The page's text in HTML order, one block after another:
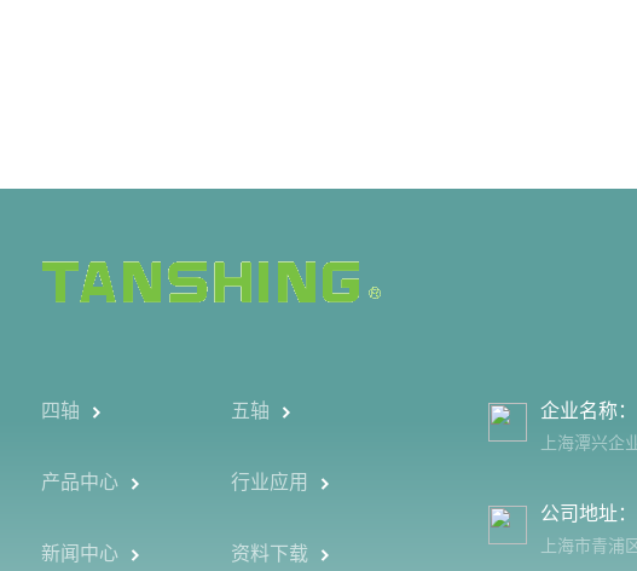
四轴 五轴
产品中心 行业应用
新闻中心 资料下载
企业名称：
上海潭兴企
公司地址：
上海市青浦